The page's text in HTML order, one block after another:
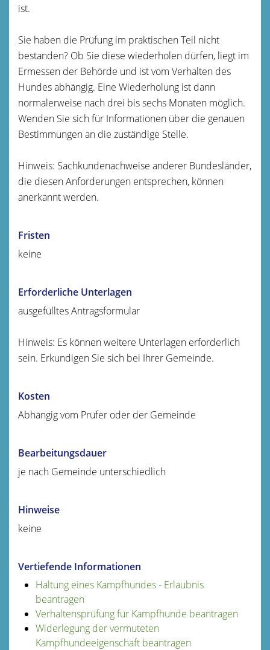
ist.
Sie haben die Prüfung im praktischen Teil nicht
bestanden? Ob Sie diese wiederholen dürfen, liegt im
Ermessen der Behörde und ist vom Verhalten des
Hundes abhängig. Eine Wiederholung ist dann
normalerweise nach drei bis sechs Monaten möglich.
Wenden Sie sich für Informationen über die genauen
Bestimmungen an die zuständige Stelle.
Hinweis: Sachkundenachweise anderer Bundesländer,
die diesen Anforderungen entsprechen, können
anerkannt werden.
Fristen
keine
Erforderliche Unterlagen
ausgefülltes Antragsformular
Hinweis: Es können weitere Unterlagen erforderlich
sein. Erkundigen Sie sich bei Ihrer Gemeinde.
Kosten
Abhängig vom Prüfer oder der Gemeinde
Bearbeitungsdauer
je nach Gemeinde unterschiedlich
Hinweise
keine
Vertiefende Informationen
Haltung eines Kampfhundes - Erlaubnis
beantragen
Verhaltensprüfung für Kampfhunde beantragen
Widerlegung der vermuteten
Kampfhundeeigenschaft beantragen